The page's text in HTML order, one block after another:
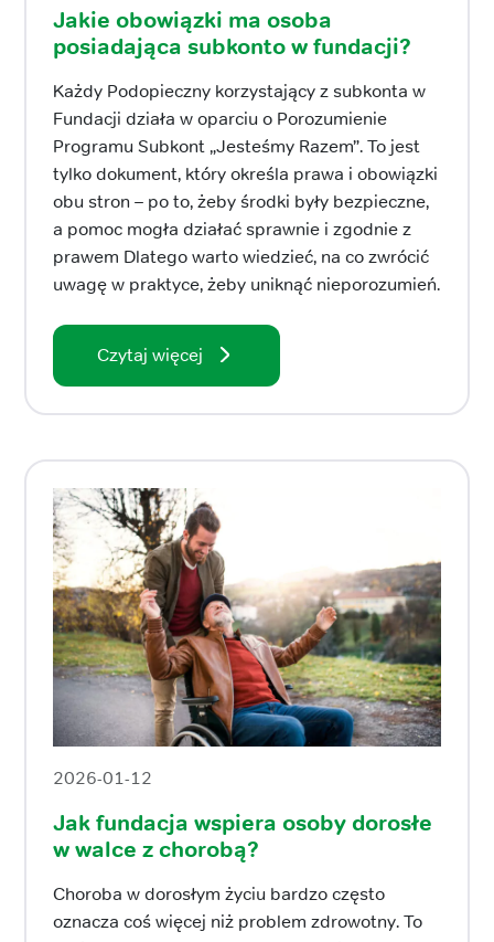
Jakie obowiązki ma osoba
posiadająca subkonto w fundacji?
Każdy Podopieczny korzystający z subkonta w
Fundacji działa w oparciu o Porozumienie
Programu Subkont „Jesteśmy Razem”. To jest
tylko dokument, który określa prawa i obowiązki
obu stron – po to, żeby środki były bezpieczne,
a pomoc mogła działać sprawnie i zgodnie z
prawem Dlatego warto wiedzieć, na co zwrócić
uwagę w praktyce, żeby uniknąć nieporozumień.
Czytaj więcej
2026-01-12
Jak fundacja wspiera osoby dorosłe
w walce z chorobą?
Choroba w dorosłym życiu bardzo często
oznacza coś więcej niż problem zdrowotny. To